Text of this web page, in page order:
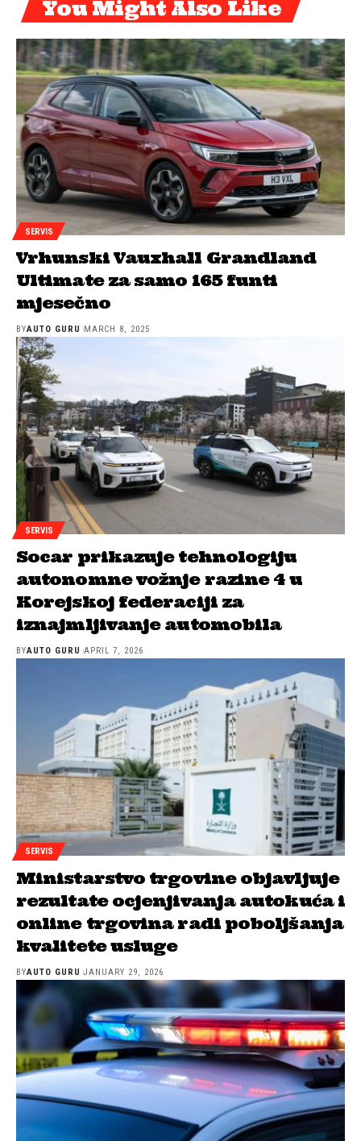
You Might Also Like
SERVIS
Vrhunski Vauxhall Grandland
Ultimate za samo 165 funti
mjesečno
BYAUTO GURU MARCH 8, 2025
SERVIS
Socar prikazuje tehnologiju
autonomne vožnje razine 4 u
Korejskoj federaciji za
iznajmljivanje automobila
BYAUTO GURU APRIL 7, 2026
SERVIS
Ministarstvo trgovine objavljuje
rezultate ocjenjivanja autokuća i
online trgovina radi poboljšanja
kvalitete usluge
BYAUTO GURU JANUARY 29, 2026